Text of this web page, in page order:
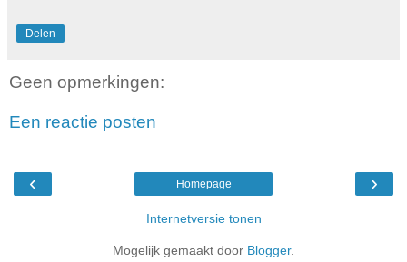
Delen
Geen opmerkingen:
Een reactie posten
‹ ›
Homepage
Internetversie tonen
Mogelijk gemaakt door Blogger.